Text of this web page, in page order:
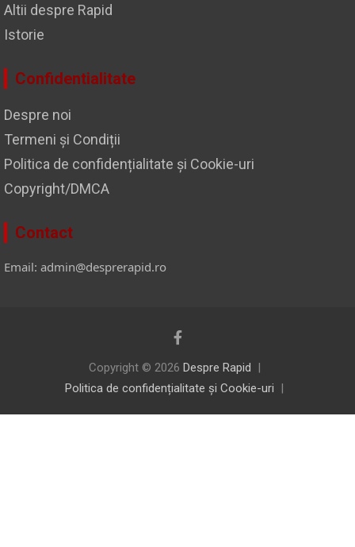
Altii despre Rapid
Istorie
Confidentialitate
Despre noi
Termeni și Condiții
Politica de confidențialitate și Cookie-uri
Copyright/DMCA
Contact
Email: admin@desprerapid.ro
Copyright © 2026 Despre Rapid
Politica de confidențialitate și Cookie-uri